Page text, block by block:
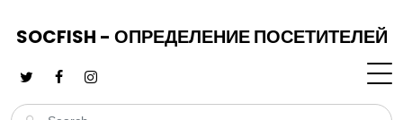
SOCFISH - ОПРЕДЕЛЕНИЕ ПОСЕТИТЕЛЕЙ